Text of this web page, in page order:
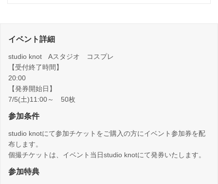
イベント詳細
studio knot Aスタジオ コスプレ
【受付終了時間】
20:00
【発券開始日】
7/5(土)11:00～ 50枚
参加条件
studio knotにて参加チケットをご購入の方にイベント参加券を配
布します。
個撮チケットは、イベント当日studio knotにて発券いたします。
参加特典